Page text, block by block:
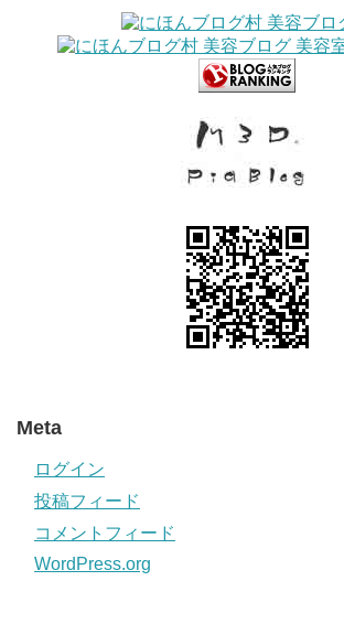
Meta
ログイン
投稿フィード
コメントフィード
WordPress.org